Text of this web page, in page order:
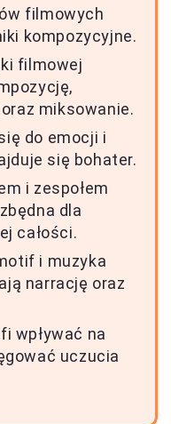
filmowych
kompozycyjne.
filmowej
miksowanie.
do emocji i
się bohater.
i zespołem
dla
całości.
i muzyka
narrację oraz
wpływać na
uczucia